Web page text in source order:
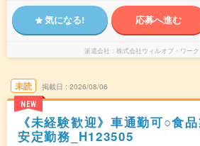
気になる! 応募へ進む
派遣会社 株式会社ウィルオブ・ワー
未読
NEW
掲載日 2026/08/06
《未経験歓迎》車通勤可○食
安定勤務_H123505